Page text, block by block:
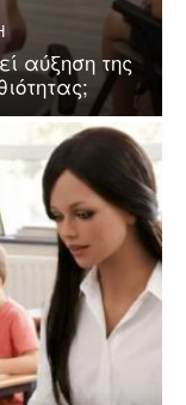
αύξηση της